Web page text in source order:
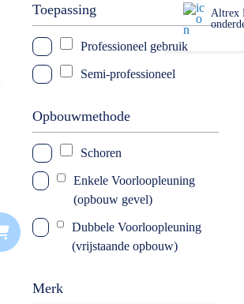
Altrex
Toepassing
Professioneel gebruik
Semi-professioneel
Opbouwmethode
Schoren
Enkele Voorloopleuning
(opbouw gevel)
Dubbele Voorloopleuning
(vrijstaande opbouw)
Merk